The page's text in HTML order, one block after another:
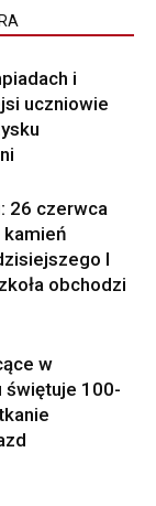
i
uczniowie
26 czerwca
I
obchodzi
w
świętuje 100-